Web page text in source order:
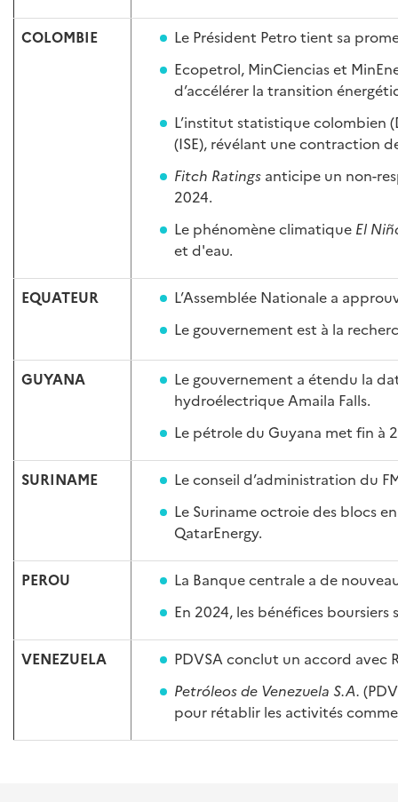
COLOMBIE
Le Président Petro tient sa
Ecopetrol, MinCiencias et
d’accélérer la transition
L’institut statistique colombien
(ISE), révélant une contraction
Fitch Ratings anticipe un non-
2024.
Le phénomène climatique El
et d'eau.
EQUATEUR
L’Assemblée Nationale a
Le gouvernement est à la
GUYANA
Le gouvernement a étendu la
hydroélectrique Amaila Falls.
Le pétrole du Guyana met fin à
SURINAME
Le conseil d’administration du
Le Suriname octroie des blocs
QatarEnergy.
PEROU
La Banque centrale a de
En 2024, les bénéfices
VENEZUELA
PDVSA conclut un accord avec
Petróleos de Venezuela S.A.
pour rétablir les activités